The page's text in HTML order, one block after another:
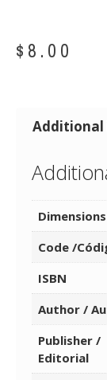
$ 8.00
Dimensions
Code /
ISBN
Author /
Publisher /
Editorial